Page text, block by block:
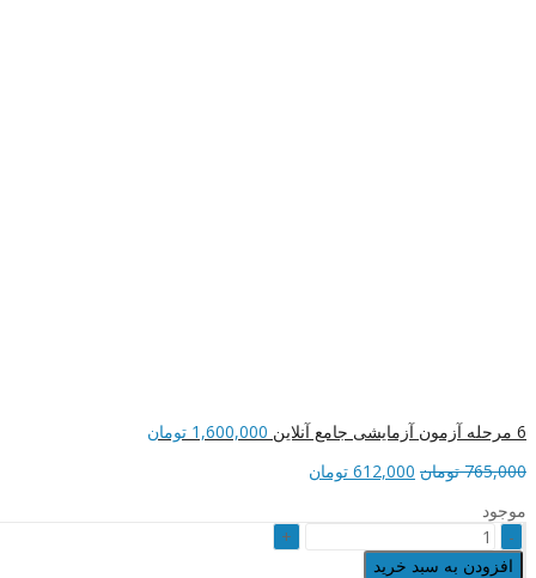
6 مرحله آزمون آزمایشی جامع آنلاین 1,600,000 تومان
765,000 تومان قیمت
612,000 تومان
است.
موجود
کلاس
نکته
افزودن به سبد خرید